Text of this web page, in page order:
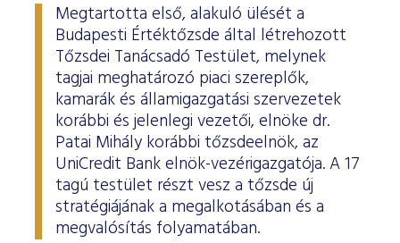
Megtartotta első, alakuló ülését a
Budapesti Értéktőzsde által létrehozott
Tőzsdei Tanácsadó Testület, melynek
tagjai meghatározó piaci szereplők,
kamarák és államigazgatási szervezetek
korábbi és jelenlegi vezetői, elnöke dr.
Patai Mihály korábbi tőzsdeelnök, az
UniCredit Bank elnök-vezérigazgatója. A 17
tagú testület részt vesz a tőzsde új
stratégiájának a megalkotásában és a
megvalósítás folyamatában.